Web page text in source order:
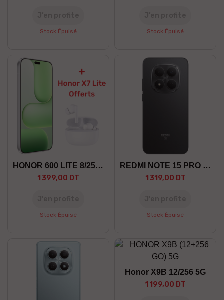
Stock Épuisé Stock Épuisé
HONOR 600 LITE 8/256 5G +GF
1 399,00 DT
Stock Épuisé
REDMI NOTE 15 PRO 8/256 5G
1 319,00 DT
Stock Épuisé
Honor X9B 12/256 5G
1 199,00 DT